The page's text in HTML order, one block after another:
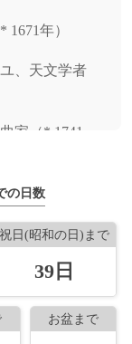
攻に抗議し
議が惨敗し、
にある追分機
運用される。
見される。
・西名阪自動
） - 天理IC間
イオリニスト
詩人、劇作家
28代内閣総理
年）
、天文学者
家（* 1741
文学者（*
、作曲家（*
の日数
祝日(昭和の日)まで
39日
お盆まで